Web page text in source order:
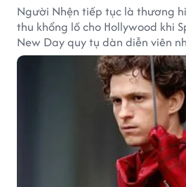
Người Nhện tiếp tục là thương
thu khổng lồ cho Hollywood khi
New Day quy tụ dàn diễn viên
hàng chục đến hàng trăm tỷ
vé của bộ phim cũng giúp nhiều
thu nhập đáng mơ ước.